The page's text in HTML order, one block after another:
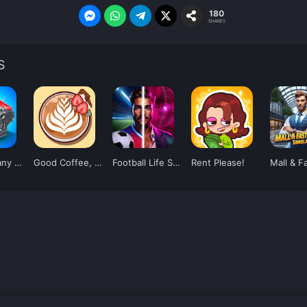
180
SHARES
Car Company Tycoon Good Coffee, Great Coffee Football Life Simulator Rent Please!